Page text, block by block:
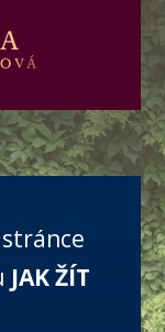
JAK ŽÍT